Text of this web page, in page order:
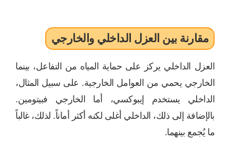
مقارنة بين العزل الداخلي والخارجي
العزل الداخلي يركز على حماية المياه من التفاعل، بينما
الخارجي يحمي من العوامل الخارجية. على سبيل المثال،
الداخلي يستخدم إيبوكسي، أما الخارجي فبيتومين.
بالإضافة إلى ذلك، الداخلي أغلى لكنه أكثر أماناً. لذلك، غالباً
ما يُجمع بينهما.